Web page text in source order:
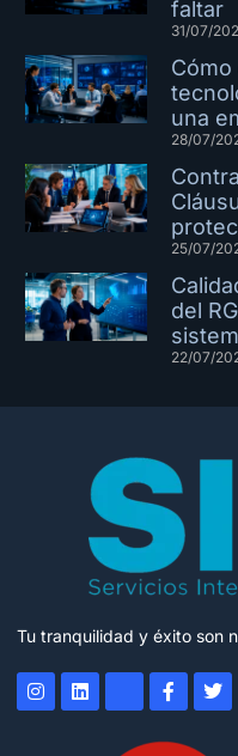
faltar
31/07/
una
28/07/
25/07/
del
22/07/
Tu tranquilidad y éxito son